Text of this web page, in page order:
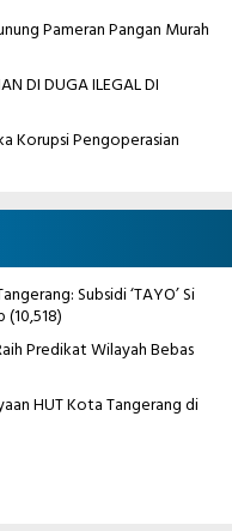
Pameran Pangan Murah
DI DUGA ILEGAL DI
Korupsi Pengoperasian
Subsidi ‘TAYO’ Si
(10,518)
Predikat Wilayah Bebas
HUT Kota Tangerang di